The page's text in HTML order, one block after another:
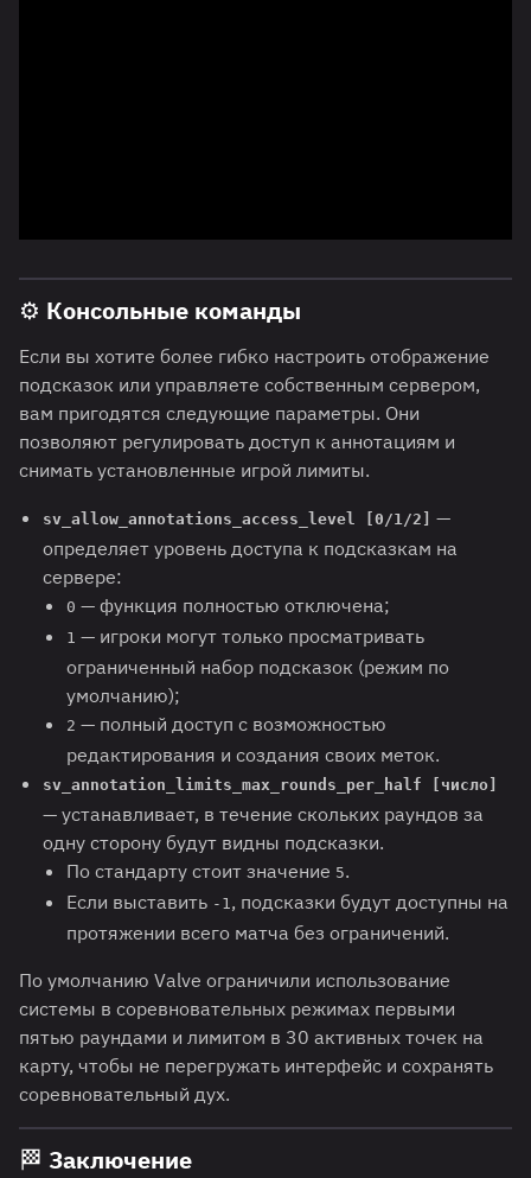
⚙️ Консольные команды
Если вы хотите более гибко настроить отображение
подсказок или управляете собственным сервером,
вам пригодятся следующие параметры. Они
позволяют регулировать доступ к аннотациям и
снимать установленные игрой лимиты.
sv_allow_annotations_access_level [0/1/2]
—
определяет уровень доступа к подсказкам на
сервере:
0 — функция полностью отключена;
1 — игроки могут только просматривать
ограниченный набор подсказок (режим по
умолчанию);
2 — полный доступ с возможностью
редактирования и создания своих меток.
sv_annotation_limits_max_rounds_per_half [число]
— устанавливает, в течение скольких раундов за
одну сторону будут видны подсказки.
По стандарту стоит значение 5.
Если выставить -1, подсказки будут доступны на
протяжении всего матча без ограничений.
По умолчанию Valve ограничили использование
системы в соревновательных режимах первыми
пятью раундами и лимитом в 30 активных точек на
карту, чтобы не перегружать интерфейс и сохранять
соревновательный дух.
🏁 Заключение